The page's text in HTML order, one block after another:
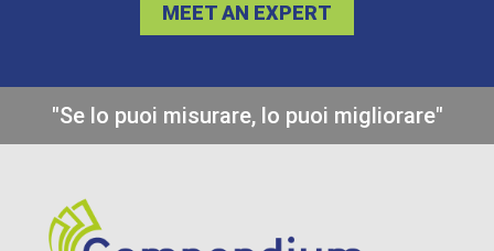
MEET AN EXPERT
"Se lo puoi misurare, lo puoi migliorare"